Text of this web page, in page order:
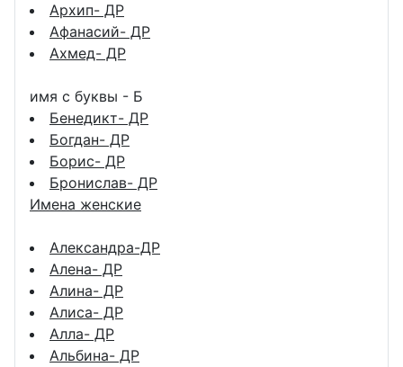
Архип- ДР
Афанасий- ДР
Ахмед- ДР
имя с буквы - Б
Бенедикт- ДР
Богдан- ДР
Борис- ДР
Бронислав- ДР
Имена женские
Александра-ДР
Алена- ДР
Алина- ДР
Алиса- ДР
Алла- ДР
Альбина- ДР